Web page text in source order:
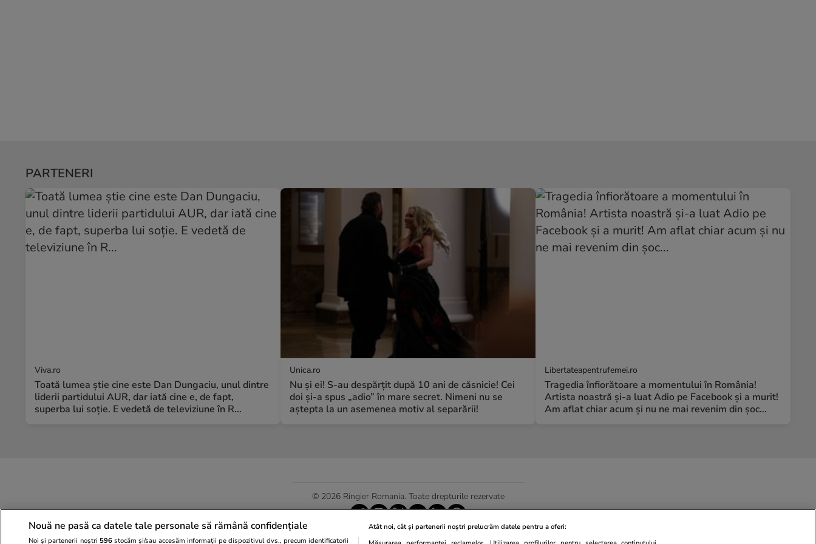
PARTENERI
Viva.ro
Toată lumea știe cine este Dan Dungaciu, unul dintre
liderii partidului AUR, dar iată cine e, de fapt,
superba lui soție. E vedetă de televiziune în R...
Unica.ro
Nu și ei! S-au despărțit după 10 ani de căsnicie! Cei
doi și-a spus „adio” în mare secret. Nimeni nu se
aștepta la un asemenea motiv al separării!
Libertateapentrufemei.ro
Tragedia înfiorătoare a momentului în România!
Artista noastră și-a luat Adio pe Facebook și a murit!
Am aflat chiar acum și nu ne mai revenim din șoc...
© 2026 Ringier Romania. Toate drepturile rezervate
Nouă ne pasă ca datele tale personale să rămână confidențiale
Noi și partenerii noștri 596stocăm și/sau accesăm informații pe dispozitivul dvs., precum identificatorii
Atât noi, cât și partenerii noștri prelucrăm datele pentru a oferi: